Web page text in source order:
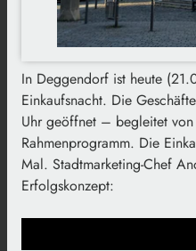
In Deggendorf ist heute
Einkaufsnacht. Die
Uhr geöffnet – begleitet von
Rahmenprogramm. Die
Mal. Stadtmarketing-Chef
Erfolgskonzept: